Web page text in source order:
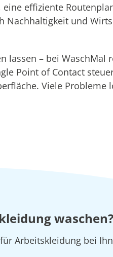
effiziente
Nachhaltigkeit und
lassen – bei
Point of Contact
Viele
waschen?
Arbeitskleidung bei